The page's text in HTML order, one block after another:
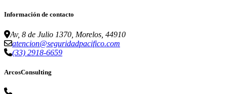
Información de contacto
Av, 8 de Julio 1370, Morelos, 44910
atencion@seguridadpacifico.com
(33) 2918-6659
ArcosConsulting